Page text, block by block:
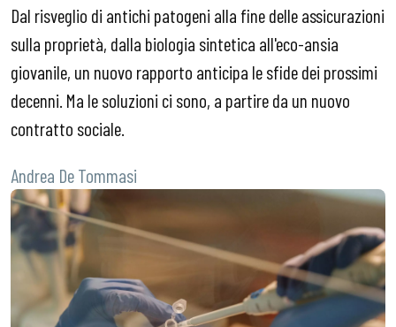
Dal risveglio di antichi patogeni alla fine delle assicurazioni
sulla proprietà, dalla biologia sintetica all'eco-ansia
giovanile, un nuovo rapporto anticipa le sfide dei prossimi
decenni. Ma le soluzioni ci sono, a partire da un nuovo
contratto sociale.
Andrea De Tommasi